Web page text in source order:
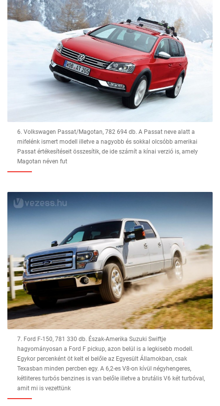
6. Volkswagen Passat/Magotan, 782 694 db. A Passat neve alatt a
mifelénk ismert modell illetve a nagyobb és sokkal olcsóbb amerikai
Passat értékesítéseit összesítik, de ide számít a kínai verzió is, amely
Magotan néven fut
7. Ford F-150, 781 330 db. Észak-Amerika Suzuki Swiftje
hagyományosan a Ford F pickup, azon belül is a legkisebb modell.
Egykor percenként öt kelt el belőle az Egyesült Államokban, csak
Texasban minden percben egy. A 6,2-es V8-on kívül négyhengeres,
kétliteres turbós benzines is van belőle illetve a brutális V6 két turbóval,
amit mi is vezettünk